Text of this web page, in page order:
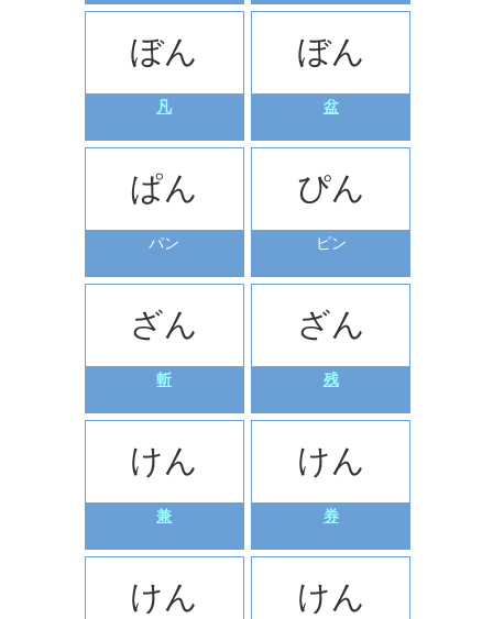
ぼん
凡
ぼん
盆
ぱん
パン
ぴん
ピン
ざん
斬
ざん
残
けん
兼
けん
券
けん けん